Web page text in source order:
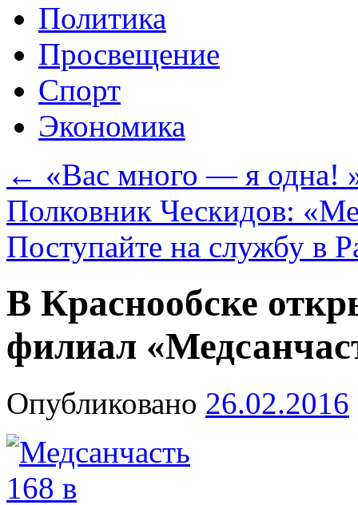
Политика
Просвещение
Спорт
Экономика
← «Вас много — я одна!
Полковник Ческидов:
Поступайте на службу в
В Краснообске
филиал
Опубликовано 26.02.2016